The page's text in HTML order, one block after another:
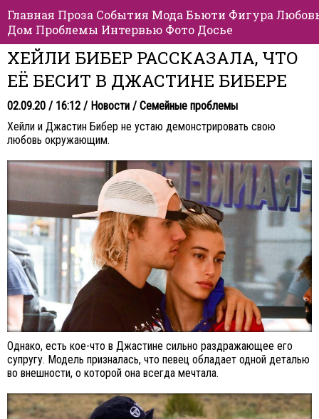
Главная Проза События Мода Бьюти Фигура
Дом Проблемы Интервью Фото Досье
ХЕЙЛИ БИБЕР РАССКАЗАЛА, ЧТО
ЕЁ БЕСИТ В ДЖАСТИНЕ БИБЕРЕ
02.09.20 / 16:12 / Новости / Семейные проблемы
Хейли и Джастин Бибер не устаю демонстрировать свою
любовь окружающим.
Однако, есть кое-что в Джастине сильно раздражающее его
супругу. Модель призналась, что певец обладает одной деталью
во внешности, о которой она всегда мечтала.